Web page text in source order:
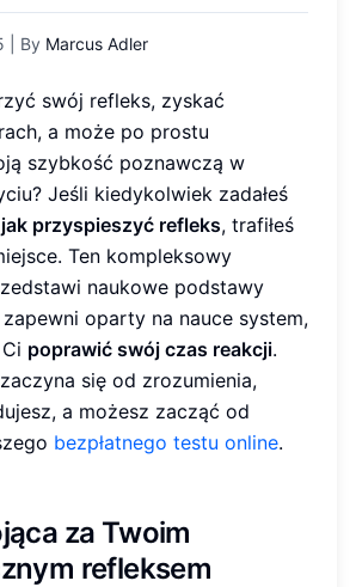
| By Marcus Adler
swój refleks, zyskać
a może po prostu
szybkość poznawczą w
Jeśli kiedykolwiek zadałeś
jak przyspieszyć refleks, trafiłeś
Ten kompleksowy
naukowe podstawy
oparty na nauce system,
poprawić swój czas reakcji.
się od zrozumienia,
a możesz zacząć od
bezpłatnego testu online.
za Twoim
refleksem